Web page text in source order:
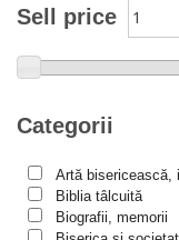
Alexandru Creţu
Alexandru Huțanu
Alexandru
Alexandru
Alexandru
Sell price
Categorii
Artă bisericească,
Biblia tâlcuită
Biografii, memorii